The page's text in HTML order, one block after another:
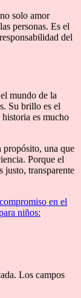
solo amor
personas. Es el
del
mundo de la
Su brillo es el
es mucho
propósito, una que
Porque el
justo, transparente
en el
niños:
Los campos